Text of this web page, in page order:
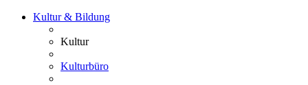
Kultur & Bildung
Kultur
Kulturbüro